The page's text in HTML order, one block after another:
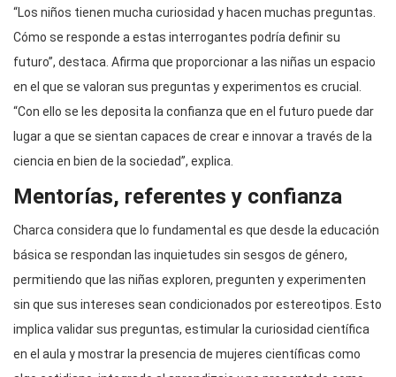
“Los niños tienen mucha curiosidad y hacen muchas preguntas.
Cómo se responde a estas interrogantes podría definir su
futuro”, destaca. Afirma que proporcionar a las niñas un espacio
en el que se valoran sus preguntas y experimentos es crucial.
“Con ello se les deposita la confianza que en el futuro puede dar
lugar a que se sientan capaces de crear e innovar a través de la
ciencia en bien de la sociedad”, explica.
Mentorías, referentes y confianza
Charca considera que lo fundamental es que desde la educación
básica se respondan las inquietudes sin sesgos de género,
permitiendo que las niñas exploren, pregunten y experimenten
sin que sus intereses sean condicionados por estereotipos. Esto
implica validar sus preguntas, estimular la curiosidad científica
en el aula y mostrar la presencia de mujeres científicas como